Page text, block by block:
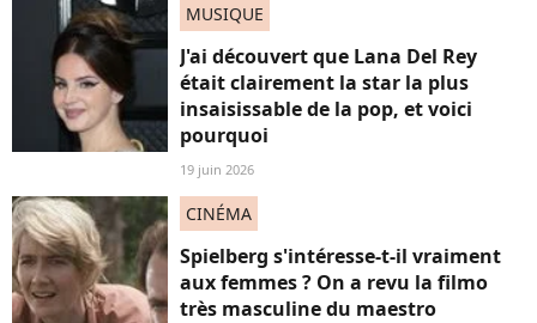
MUSIQUE
J'ai découvert que Lana Del Rey
était clairement la star la plus
insaisissable de la pop, et voici
pourquoi
19 juin 2026
CINÉMA
Spielberg s'intéresse-t-il vraiment
aux femmes ? On a revu la filmo
très masculine du maestro